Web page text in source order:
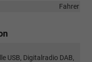
Fahrer
USB, Digitalradio DAB,